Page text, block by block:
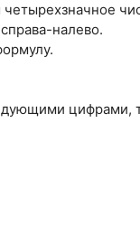
налево.
цифрами,